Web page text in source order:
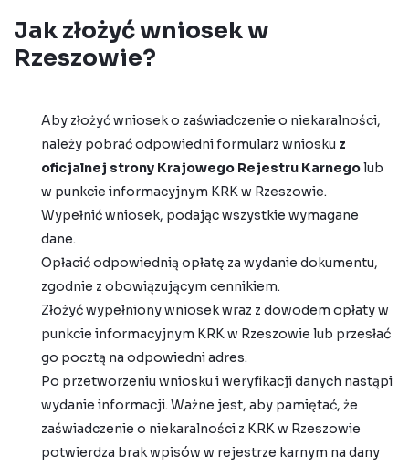
Jak złożyć wniosek w
Rzeszowie?
Aby złożyćwniosek o zaświadczenie o niekaralności,
należy pobrać odpowiedni formularz wniosku z
oficjalnej strony Krajowego Rejestru Karnegolub
w punkcie informacyjnym KRK w Rzeszowie.
Wypełnić wniosek, podając wszystkie wymagane
dane.
Opłacić odpowiednią opłatę za wydanie dokumentu,
zgodnie z obowiązującym cennikiem.
Złożyć wypełniony wniosek wraz z dowodem opłaty w
punkcie informacyjnym KRK w Rzeszowie lub przesłać
go pocztą na odpowiedni adres.
Po przetworzeniu wniosku i weryfikacji danych nastąpi
wydanie informacji. Ważne jest, aby pamiętać, że
zaświadczenie o niekaralności z KRK w Rzeszowie
potwierdza brak wpisów w rejestrze karnym na dany